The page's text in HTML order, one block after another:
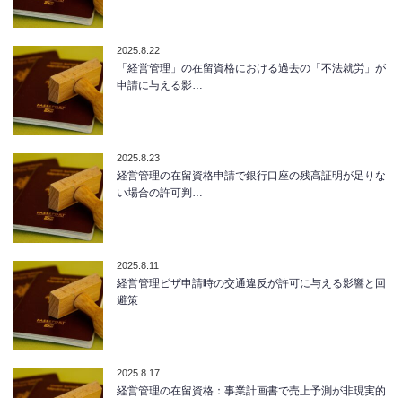
2025.8.22
「経営管理」の在留資格における過去の「不法就労」が
申請に与える影…
2025.8.23
経営管理の在留資格申請で銀行口座の残高証明が足りな
い場合の許可判…
2025.8.11
経営管理ビザ申請時の交通違反が許可に与える影響と回
避策
2025.8.17
経営管理の在留資格：事業計画書で売上予測が非現実的